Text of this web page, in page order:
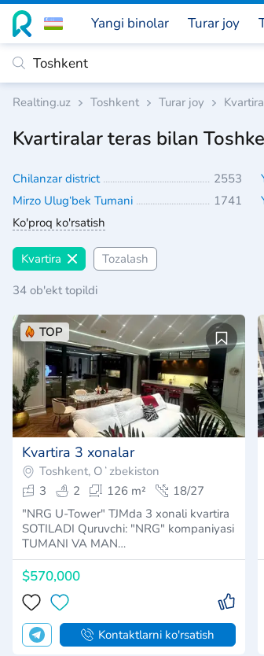
Yangi binolar Turar joy
Realting.uz Toshkent Turar joy Kvartira
Kvartiralar teras bilan
Chilanzar district 2553
Mirzo Ulug‘bek Tumani
1741
Ko'proq ko'rsatish
Kvartira
Tozalash
34 ob'ekt topildi
TOP
Kvartira 3 xonalar
Toshkent, Oʻzbekiston
3
2 126 m²
18/27
"NRG U-Tower" TJMda 3 xonali kvartira
SOTILADI Quruvchi: "NRG" kompaniyasi
TUMANI VA MAN…
$570,000
Kontaktlarni ko'rsatish